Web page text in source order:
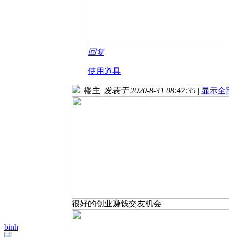
回复
使用道具
binh
楼主| 发表于 2020-8-31 08:47:35 | 显示全
很好的创业赚钱交友机会